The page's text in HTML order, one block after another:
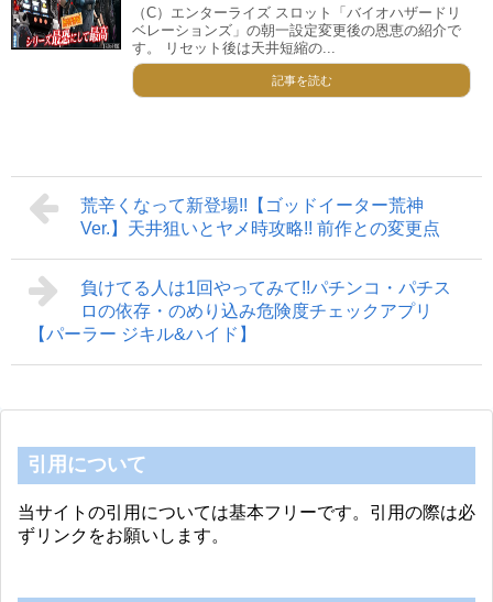
（C）エンターライズ スロット「バイオハザードリ
ベレーションズ」の朝一設定変更後の恩恵の紹介で
す。 リセット後は天井短縮の...
記事を読む
荒辛くなって新登場!!【ゴッドイーター荒神
Ver.】天井狙いとヤメ時攻略!! 前作との変更点
負けてる人は1回やってみて!!パチンコ・パチス
ロの依存・のめり込み危険度チェックアプリ
【パーラー ジキル&ハイド】
引用について
当サイトの引用については基本フリーです。引用の際は必
ずリンクをお願いします。